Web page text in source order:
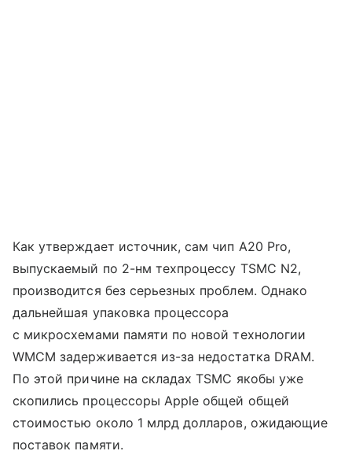
Как утверждает источник, сам чип A20 Pro,
выпускаемый по 2-нм техпроцессу TSMC N2,
производится без серьезных проблем. Однако
дальнейшая упаковка процессора
с микросхемами памяти по новой технологии
WMCM задерживается из-за недостатка DRAM.
По этой причине на складах TSMC якобы уже
скопились процессоры Apple общей общей
стоимостью около 1 млрд долларов, ожидающие
поставок памяти.